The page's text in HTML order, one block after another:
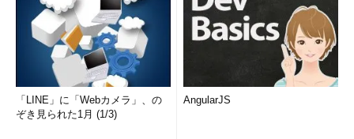
「LINE」に「Webカメラ」、の
ぞき見られた1月 (1/3)
AngularJS